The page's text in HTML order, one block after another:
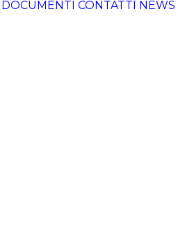
DOCUMENTI CONTATTI NEWS